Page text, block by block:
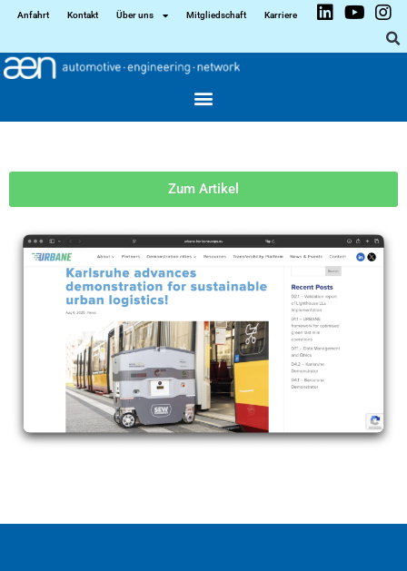
Anfahrt Kontakt Über uns Mitgliedschaft Karriere
Zum Artikel